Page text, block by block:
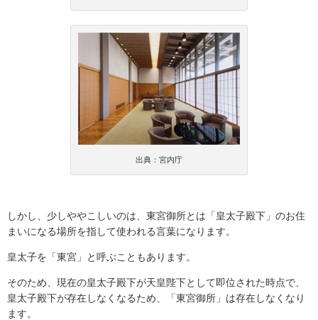
出典：宮内庁
しかし、少しややこしいのは、東宮御所とは「皇太子殿下」のお住
まいになる場所を指して使われる言葉になります。
皇太子を「東宮」と呼ぶこともあります。
そのため、現在の皇太子殿下が天皇陛下として即位された時点で、
皇太子殿下が存在しなくなるため、「東宮御所」は存在しなくなり
ます。